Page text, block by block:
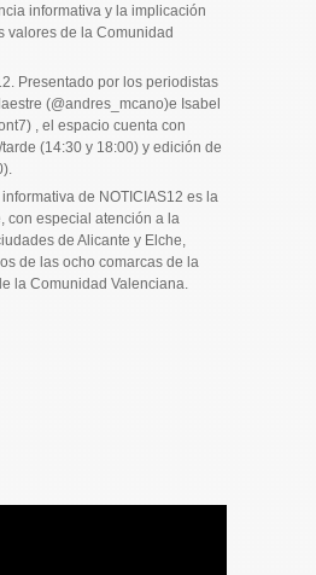
informativa y la implicación
valores de la Comunidad
Presentado por los periodistas
(@andres_mcano)e Isabel
, el espacio cuenta con
(14:30 y 18:00) y edición de
de NOTICIAS12 es la
con especial atención a la
de Alicante y Elche,
de las ocho comarcas de la
la Comunidad Valenciana.